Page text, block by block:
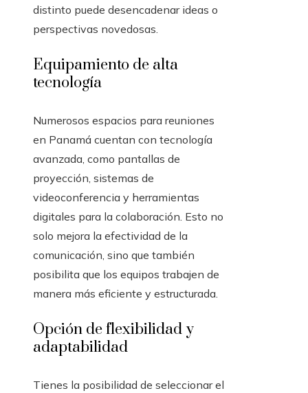
distinto puede desencadenar ideas o
perspectivas novedosas.
Equipamiento de alta
tecnología
Numerosos espacios para reuniones
en Panamá cuentan con tecnología
avanzada, como pantallas de
proyección, sistemas de
videoconferencia y herramientas
digitales para la colaboración. Esto no
solo mejora la efectividad de la
comunicación, sino que también
posibilita que los equipos trabajen de
manera más eficiente y estructurada.
Opción de flexibilidad y
adaptabilidad
Tienes la posibilidad de seleccionar el